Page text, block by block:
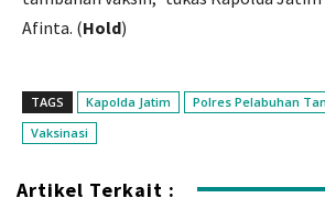
Afinta. (Hold)
TAGS Kapolda Jatim
Polres Pelabuhan
Vaksinasi
Artikel Terkait :